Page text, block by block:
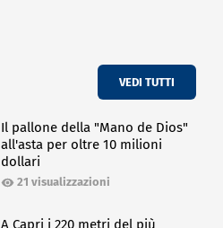
VEDI TUTTI
Il pallone della "Mano de Dios"
all'asta per oltre 10 milioni
dollari
21 visualizzazioni
A Capri i 220 metri del più